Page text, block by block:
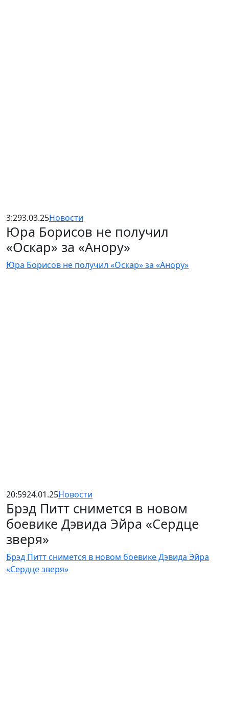
3:293.03.25Новости
Юра Борисов не получил
«Оскар» за «Анору»
Юра Борисов не получил «Оскар» за «Анору»
20:5924.01.25Новости
Брэд Питт снимется в новом
боевике Дэвида Эйра «Сердце
зверя»
Брэд Питт снимется в новом боевике Дэвида Эйра
«Сердце зверя»